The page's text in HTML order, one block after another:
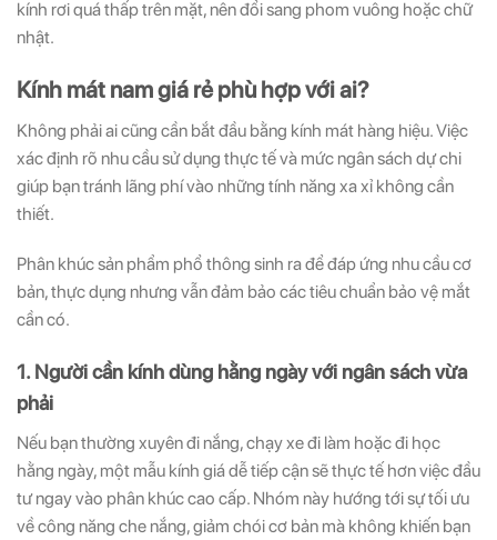
kính rơi quá thấp trên mặt, nên đổi sang phom vuông hoặc chữ
nhật.
Kính mát nam giá rẻ phù hợp với ai?
Không phải ai cũng cần bắt đầu bằng kính mát hàng hiệu. Việc
xác định rõ nhu cầu sử dụng thực tế và mức ngân sách dự chi
giúp bạn tránh lãng phí vào những tính năng xa xỉ không cần
thiết.
Phân khúc sản phẩm phổ thông sinh ra để đáp ứng nhu cầu cơ
bản, thực dụng nhưng vẫn đảm bảo các tiêu chuẩn bảo vệ mắt
cần có.
1. Người cần kính dùng hằng ngày với ngân sách vừa
phải
Nếu bạn thường xuyên đi nắng, chạy xe đi làm hoặc đi học
hằng ngày, một mẫu kính giá dễ tiếp cận sẽ thực tế hơn việc đầu
tư ngay vào phân khúc cao cấp. Nhóm này hướng tới sự tối ưu
về công năng che nắng, giảm chói cơ bản mà không khiến bạn